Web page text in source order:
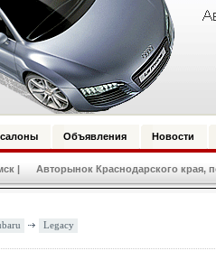
Объявления Новости
| Авторынок Краснодарского края,
Legacy